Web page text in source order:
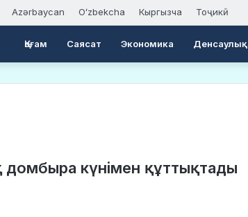
Azərbaycan Oʻzbekcha Кыргызча Тоҷикӣ
Қоғам Саясат Экономика Денсаулық
күнімен құттықтады